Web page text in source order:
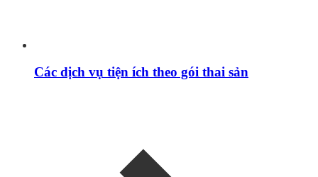
Các dịch vụ tiện ích theo gói thai sản